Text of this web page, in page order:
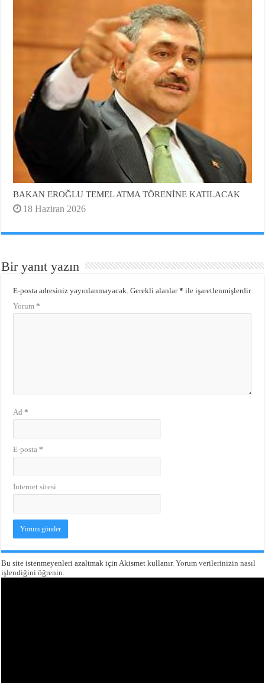
BAKAN EROĞLU TEMEL ATMA TÖRENİNE KATILACAK
18 Haziran 2026
Bir yanıt yazın
E-posta adresiniz yayınlanmayacak. Gerekli alanlar* ile işaretlenmişlerdir
Yorum*
Ad*
E-posta*
İnternet sitesi
Bu site istenmeyenleri azaltmak için Akismet kullanır.Yorum verilerinizin nasıl
işlendiğini öğrenin.